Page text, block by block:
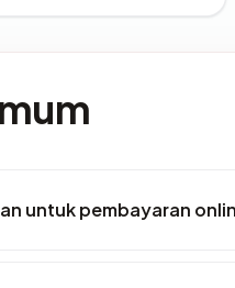
untuk pembayaran